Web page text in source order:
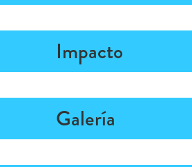
Impacto
Galería